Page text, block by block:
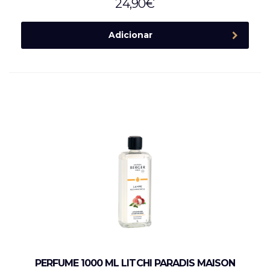
24,90€
Adicionar
PERFUME 1000 ML LITCHI PARADIS MAISON